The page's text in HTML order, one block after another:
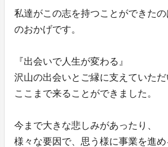
私達がこの志を持つことができた
のおかげです。
『出会いで人生が変わる』
沢山の出会いとご縁に支えていただ
ここまで来ることができました。
今まで大きな悲しみがあったり、
様々な要因で、思う様に事業を進